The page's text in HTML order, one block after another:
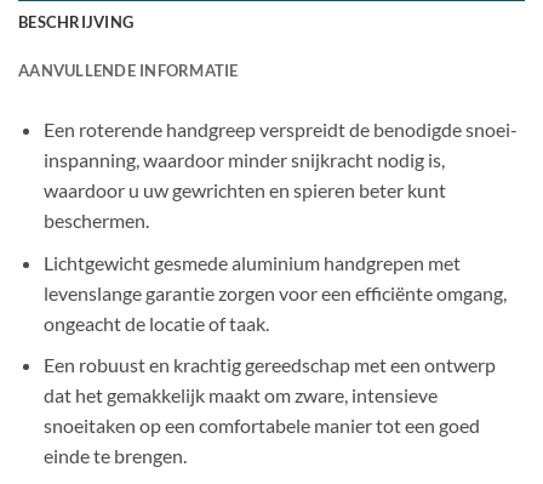
BESCHRIJVING
AANVULLENDE INFORMATIE
Een roterende handgreep verspreidt de benodigde snoei-
inspanning, waardoor minder snijkracht nodig is,
waardoor u uw gewrichten en spieren beter kunt
beschermen.
Lichtgewicht gesmede aluminium handgrepen met
levenslange garantie zorgen voor een efficiënte omgang,
ongeacht de locatie of taak.
Een robuust en krachtig gereedschap met een ontwerp
dat het gemakkelijk maakt om zware, intensieve
snoeitaken op een comfortabele manier tot een goed
einde te brengen.